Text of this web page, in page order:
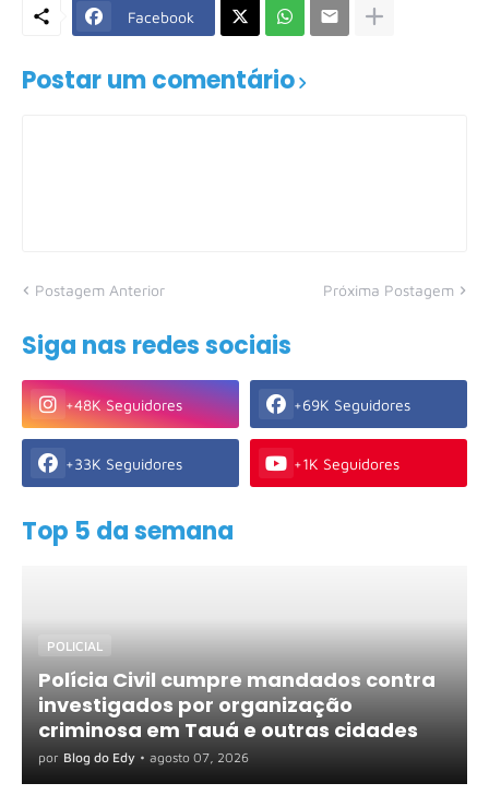
Facebook
Postar um comentário
Postagem Anterior Próxima Postagem
Siga nas redes sociais
+48K Seguidores +69K Seguidores
+33K Seguidores +1K Seguidores
Top 5 da semana
POLICIAL
Polícia Civil cumpre mandados contra
investigados por organização
criminosa em Tauá e outras cidades
por Blog do Edy • agosto 07, 2026